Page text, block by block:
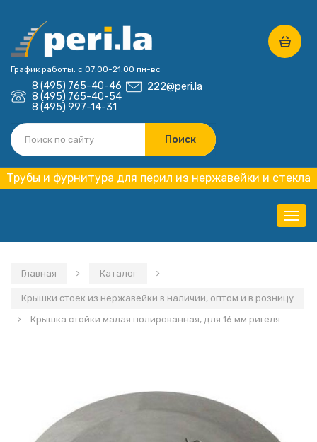
График работы: с 07:00-21:00 пн-вс
8 (495) 765-40-46
8 (495) 765-40-54
8 (495) 997-14-31
222@peri.la
Трубы и фурнитура для перил из нержавейки и стекла
Главная Каталог
Крышки стоек из нержавейки в наличии, оптом и в розницу
Крышка стойки малая полированная, для 16 мм ригеля